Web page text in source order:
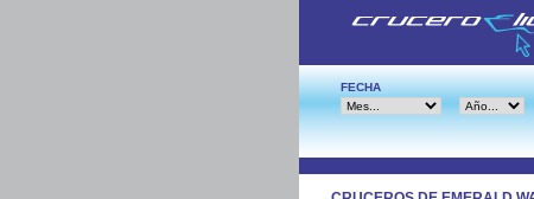
FECHA